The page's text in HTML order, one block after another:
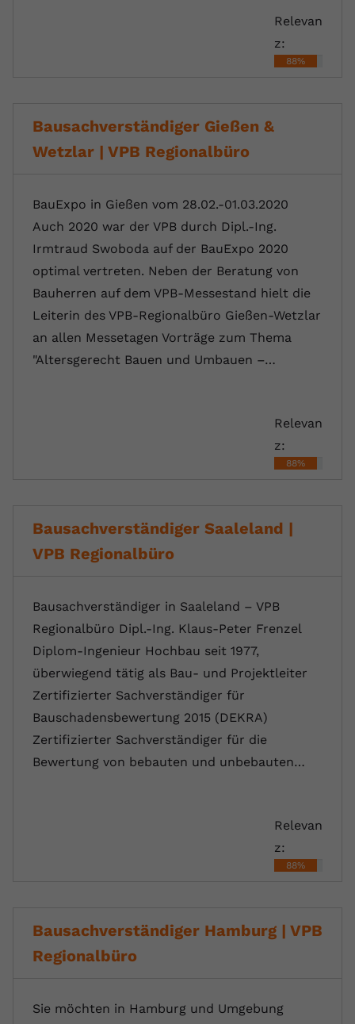
Relevan
z:
88%
Bausachverständiger Gießen &
Wetzlar | VPB Regionalbüro
BauExpo in Gießen vom 28.02.-01.03.2020
Auch 2020 war der VPB durch Dipl.-Ing.
Irmtraud Swoboda auf der BauExpo 2020
optimal vertreten. Neben der Beratung von
Bauherren auf dem VPB-Messestand hielt die
Leiterin des VPB-Regionalbüro Gießen-Wetzlar
an allen Messetagen Vorträge zum Thema
"Altersgerecht Bauen und Umbauen –…
Relevan
z:
88%
Bausachverständiger Saaleland |
VPB Regionalbüro
Bausachverständiger in Saaleland – VPB
Regionalbüro Dipl.-Ing. Klaus-Peter Frenzel
Diplom-Ingenieur Hochbau seit 1977,
überwiegend tätig als Bau- und Projektleiter
Zertifizierter Sachverständiger für
Bauschadensbewertung 2015 (DEKRA)
Zertifizierter Sachverständiger für die
Bewertung von bebauten und unbebauten…
Relevan
z:
88%
Bausachverständiger Hamburg | VPB
Regionalbüro
Sie möchten in Hamburg und Umgebung